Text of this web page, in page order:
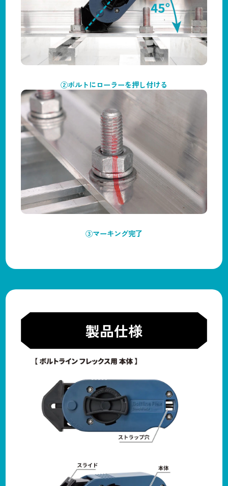
②ボルトにローラーを押し付ける
③マーキング完了
製品仕様